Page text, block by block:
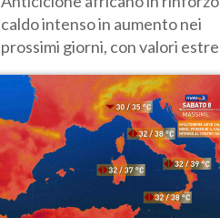
protagonista
caldo intenso in aumento nei
prossimi giorni, con valori
verso Ferragosto su gran parte
d’Italia